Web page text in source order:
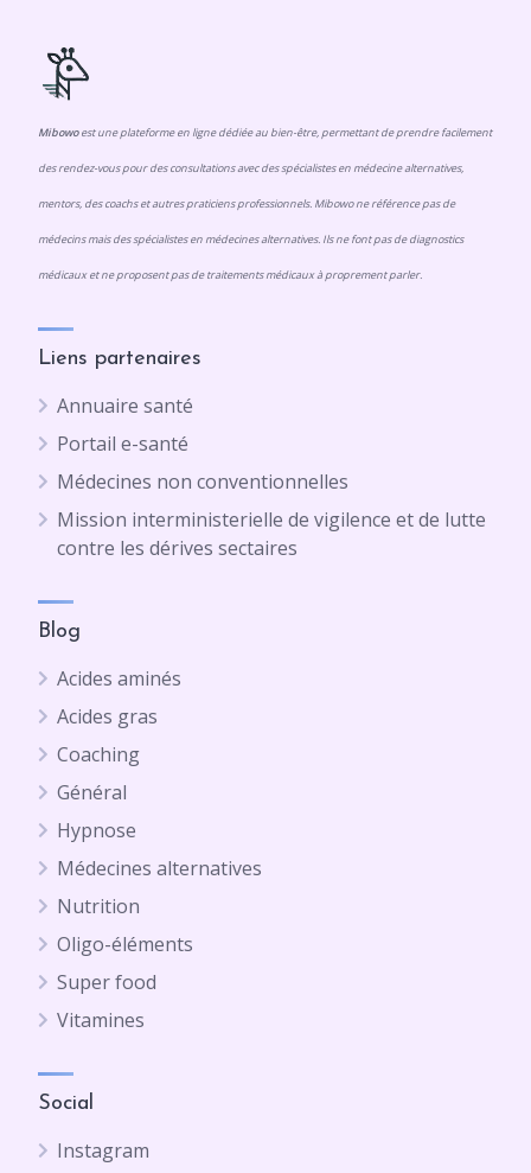
Mibowoest une plateforme en ligne dédiée au bien-être, permettant de prendre facilement
des rendez-vous pour des consultations avec des spécialistes en médecine alternatives,
mentors, des coachs et autres praticiens professionnels. Mibowo ne référence pas de
médecins mais des spécialistes en médecines alternatives. Ils ne font pas de diagnostics
médicaux et ne proposent pas de traitements médicaux à proprement parler.
Liens partenaires
Annuaire santé
Portail e-santé
Médecines non conventionnelles
Mission interministerielle de vigilence et de lutte
contre les dérives sectaires
Blog
Acides aminés
Acides gras
Coaching
Général
Hypnose
Médecines alternatives
Nutrition
Oligo-éléments
Super food
Vitamines
Social
Instagram